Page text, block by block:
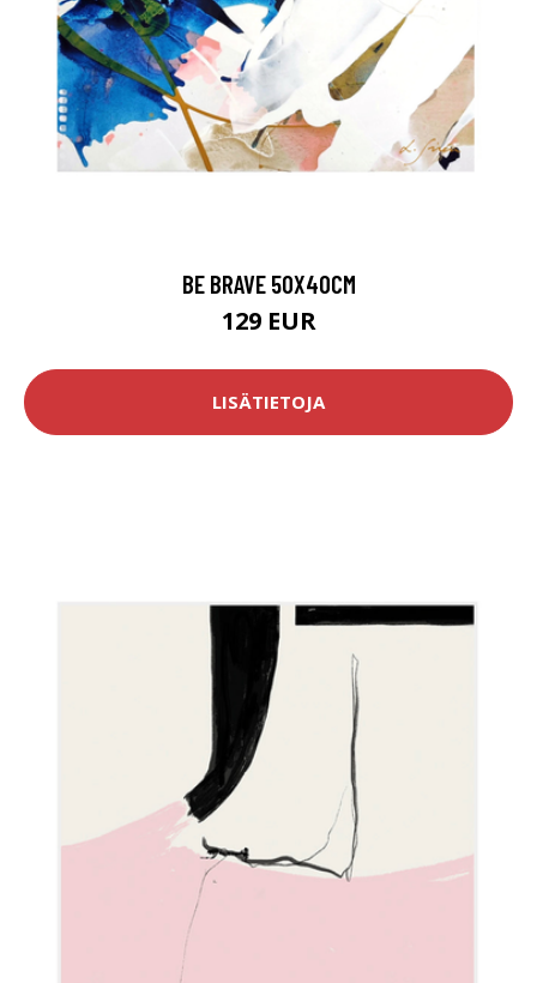
BE BRAVE 50X40CM
129 EUR
LISÄTIETOJA